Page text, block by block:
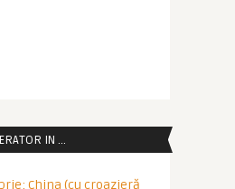
IN …
China (cu croazieră